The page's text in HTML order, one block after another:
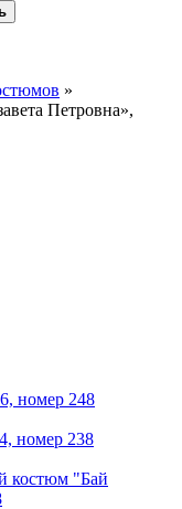
»
Петровна»,
номер 248
номер 238
костюм "Бай